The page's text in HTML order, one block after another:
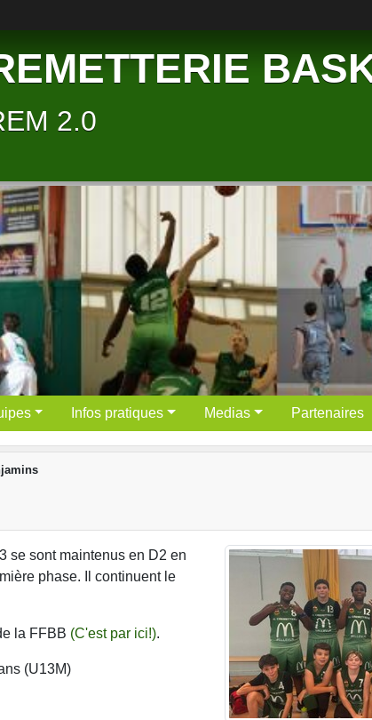
2.0
Infos pratiques Medias Partenaires
se sont maintenus en D2 en
phase. Il continuent le
la FFBB (C'est par ici!).
(U13M)